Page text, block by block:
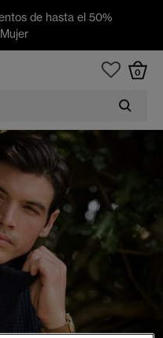
de hasta el 50%
Mujer
0